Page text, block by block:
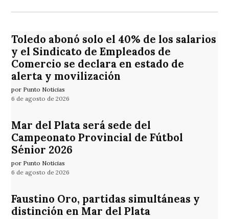
Toledo abonó solo el 40% de los salarios
y el Sindicato de Empleados de
Comercio se declara en estado de
alerta y movilización
por Punto Noticias
6 de agosto de 2026
Mar del Plata será sede del
Campeonato Provincial de Fútbol
Sénior 2026
por Punto Noticias
6 de agosto de 2026
Faustino Oro, partidas simultáneas y
distinción en Mar del Plata